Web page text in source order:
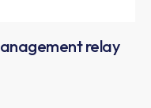
relay